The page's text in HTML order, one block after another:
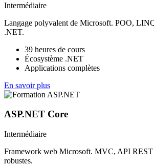
Intermédiaire
Langage polyvalent de Microsoft. POO,
.NET.
39 heures de cours
Écosystème .NET
Applications complètes
En savoir plus
ASP.NET Core
Intermédiaire
Framework web Microsoft. MVC, API REST
robustes.